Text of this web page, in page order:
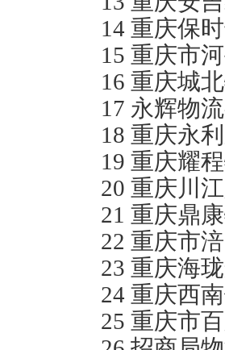
14 重庆保
15 重庆市
16 重庆城
17 永辉物
18 重庆永
19 重庆耀
20 重庆川
21 重庆鼎
22 重庆市
23 重庆海
24 重庆西
25 重庆市